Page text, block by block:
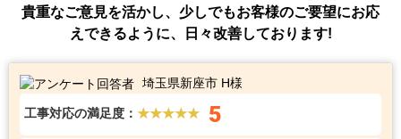
貴重なご意見を活かし、少しでもお客様のご要望にお応
えできるように、日々改善しております!
埼玉県新座市 H様
工事対応の満足度： ★★★★★ 5